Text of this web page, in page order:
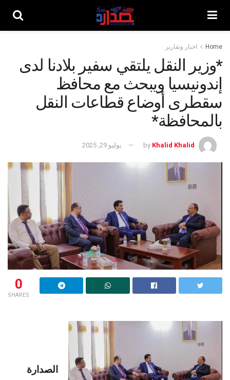
Home اخبار وتقارير
*وزير النقل يلتقي سفير بلادنا لدى
إندونيسيا ويبحث مع محافظ
سقطرى أوضاع قطاعات النقل
بالمحافظة*
by Khalid Khalid يوليو 29, 2025
0
SHARES
الصدارة